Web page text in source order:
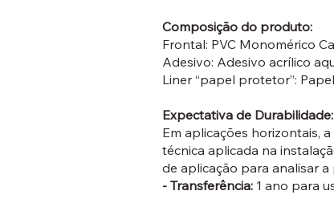
Composição do produto:
Frontal: PVC Monomérico
Adesivo: Adesivo acrílico
Liner “papel protetor”:
Expectativa de Durabilidade:
Em aplicações horizontais,
técnica aplicada na
de aplicação para analisar
- Transferência:1 ano para